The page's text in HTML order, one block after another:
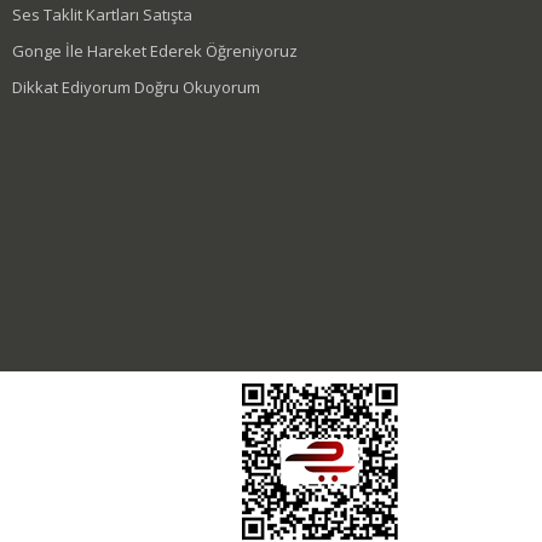
Ses Taklit Kartları Satışta
Gonge İle Hareket Ederek Öğreniyoruz
Dikkat Ediyorum Doğru Okuyorum